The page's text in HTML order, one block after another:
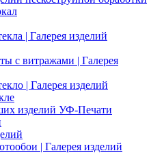
| Галерея изделий
с витражами | Галерея
| Галерея изделий
изделий УФ-Печати
| Галерея изделий